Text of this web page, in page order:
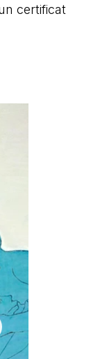
certificat